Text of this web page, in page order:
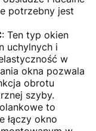
potrzebny jest
: Ten typ okien
uchylnych i
w
okna pozwala
obrotu
szyby.
to
łączy okno